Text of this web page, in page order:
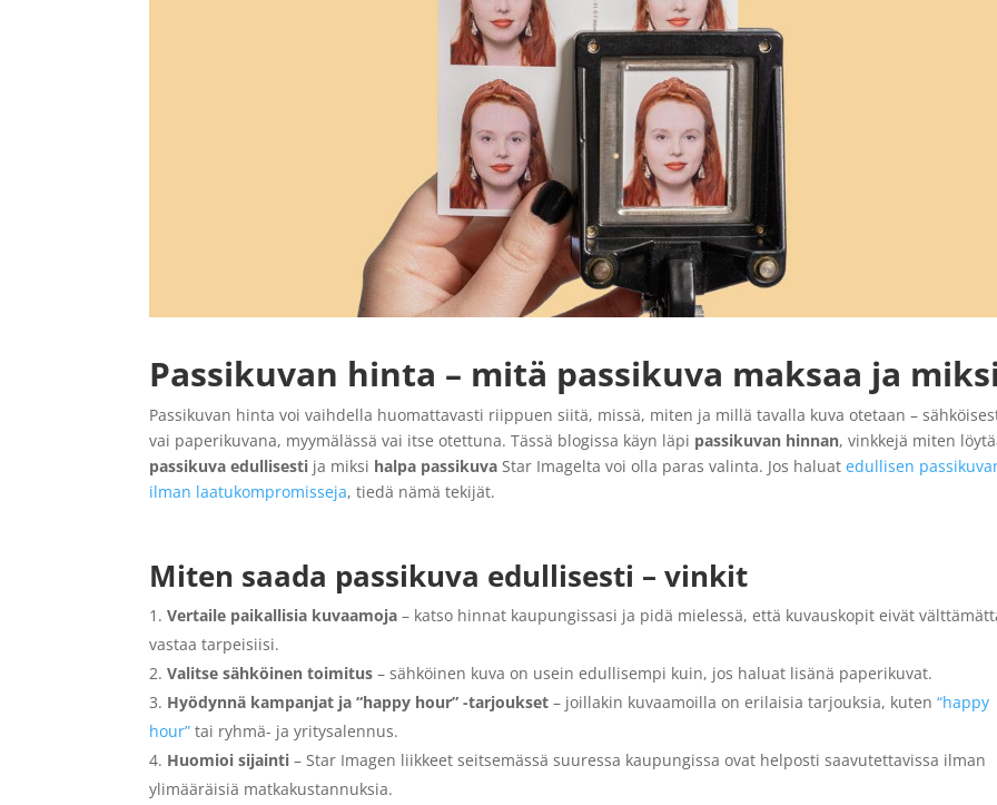
Passikuvan hinta – mitä passikuva maksaa ja
Passikuvan hinta voi vaihdella huomattavasti riippuen siitä, missä, miten ja millä tavalla kuva otetaan –
vai paperikuvana, myymälässä vai itse otettuna. Tässä blogissa käyn läpi passikuvan hinnan, vinkkejä miten
passikuva edullisesti ja miksi halpa passikuva Star Imagelta voi olla paras valinta. Jos haluatedullisen
ilman laatukompromisseja, tiedä nämä tekijät.
Miten saada passikuva edullisesti – vinkit
Vertaile paikallisia kuvaamoja – katso hinnat kaupungissasi ja pidä mielessä, että kuvauskopit eivät
vastaa tarpeisiisi.
Valitse sähköinen toimitus – sähköinen kuva on usein edullisempi kuin, jos haluat lisänä paperikuvat.
Hyödynnä kampanjat ja “happy hour” -tarjoukset – joillakin kuvaamoilla on erilaisia tarjouksia, kuten“happy
hour” tai ryhmä- ja yritysalennus.
Huomioi sijainti – Star Imagen liikkeet seitsemässä suuressa kaupungissa ovat helposti saavutettavissa ilman
ylimääräisiä matkakustannuksia.